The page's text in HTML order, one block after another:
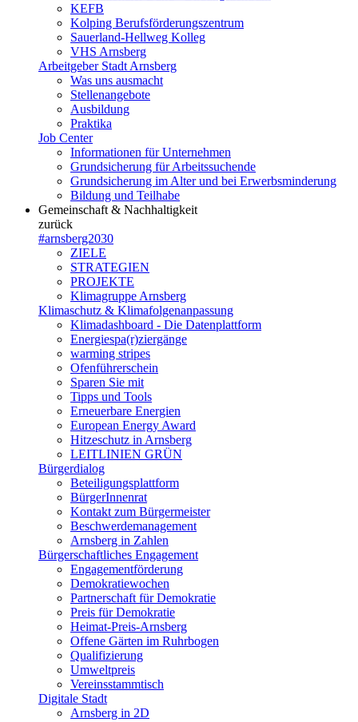
KEFB
Kolping Berufsförderungszentrum
Sauerland-Hellweg Kolleg
VHS Arnsberg
Arbeitgeber Stadt Arnsberg
Was uns ausmacht
Stellenangebote
Ausbildung
Praktika
Job Center
Informationen für Unternehmen
Grundsicherung für Arbeitssuchende
Grundsicherung im Alter und bei Erwerbsminderung
Bildung und Teilhabe
Gemeinschaft & Nachhaltigkeit
zurück
#arnsberg2030
ZIELE
STRATEGIEN
PROJEKTE
Klimagruppe Arnsberg
Klimaschutz & Klimafolgenanpassung
Klimadashboard - Die Datenplattform
Energiespa(r)ziergänge
warming stripes
Ofenführerschein
Sparen Sie mit
Tipps und Tools
Erneuerbare Energien
European Energy Award
Hitzeschutz in Arnsberg
LEITLINIEN GRÜN
Bürgerdialog
Beteiligungsplattform
BürgerInnenrat
Kontakt zum Bürgermeister
Beschwerdemanagement
Arnsberg in Zahlen
Bürgerschaftliches Engagement
Engagementförderung
Demokratiewochen
Partnerschaft für Demokratie
Preis für Demokratie
Heimat-Preis-Arnsberg
Offene Gärten im Ruhrbogen
Qualifizierung
Umweltpreis
Vereinsstammtisch
Digitale Stadt
Arnsberg in 2D